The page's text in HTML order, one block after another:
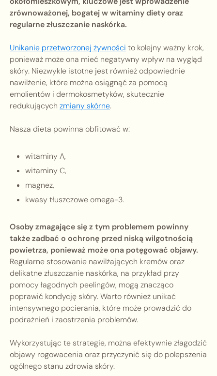
zrównoważonej, bogatej w witaminy diety oraz
regularne złuszczanie naskórka.
Unikanie przetworzonej żywności to kolejny ważny krok,
ponieważ może ona mieć negatywny wpływ na wygląd
skóry. Niezwykle istotne jest również odpowiednie
nawilżenie, które można osiągnąć za pomocą
emolientów i dermokosmetyków, skutecznie
redukujących zmiany skórne.
Nasza dieta powinna obfitować w:
witaminy A,
witaminy C,
magnez,
kwasy tłuszczowe omega-3.
Osoby zmagające się z tym problemem powinny
także zadbać o ochronę przed niską wilgotnością
powietrza, ponieważ może ona potęgować objawy.
Regularne stosowanie nawilżających kremów oraz
delikatne złuszczanie naskórka, na przykład przy
pomocy łagodnych peelingów, mogą znacząco
poprawić kondycję skóry. Warto również unikać
intensywnego pocierania, które może prowadzić do
podrażnień i zaostrzenia problemów.
Wykorzystując te strategie, można efektywnie złagodzić
objawy rogowacenia oraz przyczynić się do polepszenia
ogólnego stanu zdrowia skóry.